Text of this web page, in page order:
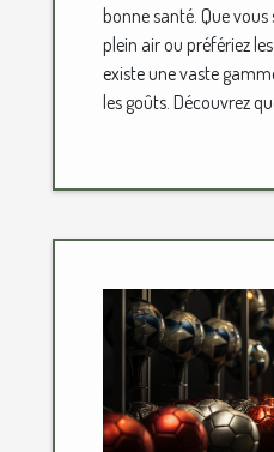
bonne santé. Que
plein air ou préfériez
existe une vaste
les goûts. Découvrez